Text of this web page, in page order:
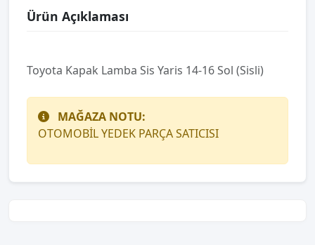
Ürün Açıklaması
Toyota Kapak Lamba Sis Yaris 14-16 Sol (Sisli)
MAĞAZA NOTU:
OTOMOBİL YEDEK PARÇA SATICISI